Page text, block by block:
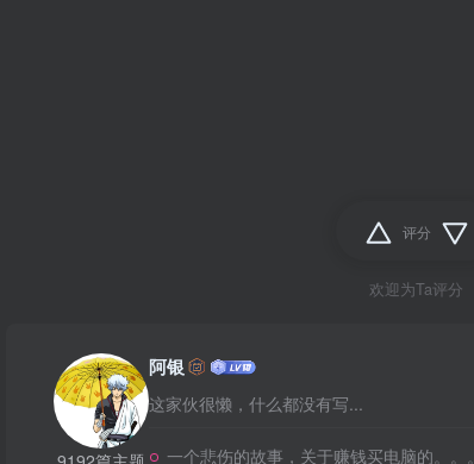
评分
欢迎为Ta评分
阿银
这家伙很懒，什么都没有写...
一个悲伤的故事，关于赚钱买电脑的。。。